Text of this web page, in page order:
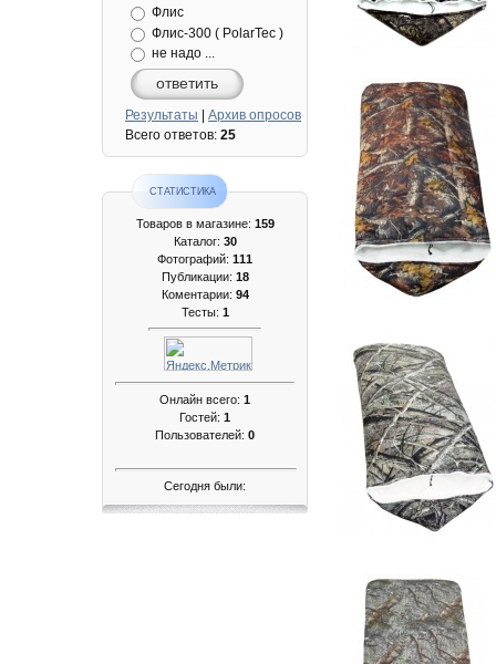
Флис
Флис-300 ( PolarTec )
не надо ...
ответить
Результаты
Архив опросов
Всего ответов: 25
СТАТИСТИКА
Товаров в магазине: 159
Каталог: 30
Фотографий: 111
Публикации: 18
Коментарии: 94
Тесты: 1
Онлайн всего: 1
Гостей: 1
Пользователей: 0
Сегодня были: